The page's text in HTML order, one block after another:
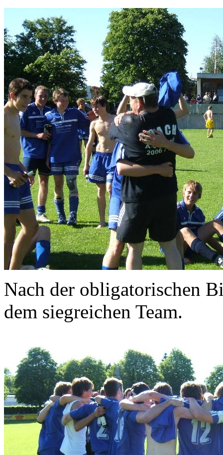
Nach der obligatorischen
dem siegreichen Team.